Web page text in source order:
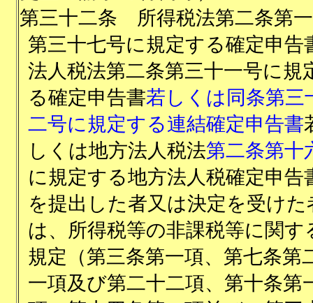
第三十二条
所得税法第二条第
第三十七号に規定する確定申告
法人税法第二条第三十一号に規
る確定申告書若しくは同条第三
二号に規定する連結確定申告書
しくは地方法人税法第二条第十
に規定する地方法人税確定申告
を提出した者又は決定を受けた
は、所得税等の非課税等に関す
規定（第三条第一項、第七条第
一項及び第二十二項、第十条第